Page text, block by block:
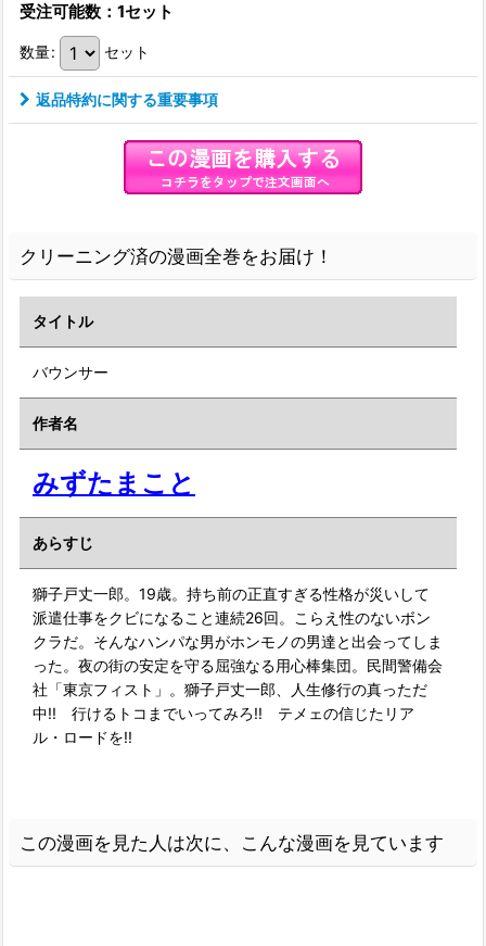
受注可能数：1セット
数量: セット
返品特約に関する重要事項
クリーニング済の漫画全巻をお届け！
タイトル
バウンサー
作者名
みずたまこと
あらすじ
獅子戸丈一郎。19歳。持ち前の正直すぎる性格が災いして
派遣仕事をクビになること連続26回。こらえ性のないボン
クラだ。そんなハンパな男がホンモノの男達と出会ってしま
った。夜の街の安定を守る屈強なる用心棒集団。民間警備会
社「東京フィスト」。獅子戸丈一郎、人生修行の真っただ
中!! 行けるトコまでいってみろ!! テメェの信じたリア
ル・ロードを!!
この漫画を見た人は次に、こんな漫画を見ています